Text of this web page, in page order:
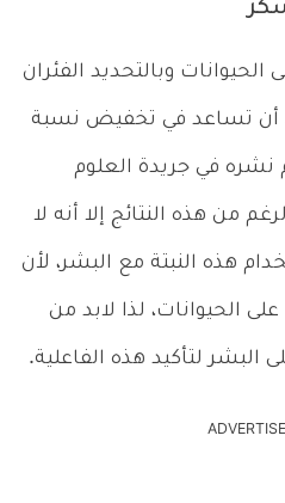
وبالتحديد الفئران
أن تساعد في تخفيض نسبة
نشره في جريدة العلوم
من هذه النتائج إلا أنه لا
هذه النبتة مع البشر، لأن
الحيوانات، لذا لابد من
البشر لتأكيد هذه الفاعلية.